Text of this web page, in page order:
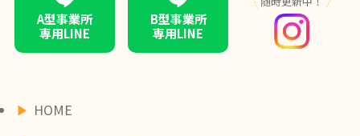
A型事業所
専用LINE
B型事業所
専用LINE
HOME